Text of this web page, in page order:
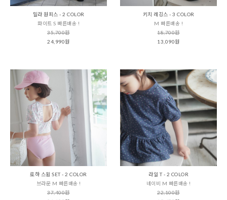
밀라 원피스 - 2 COLOR
화이트 S 빠른배송 !
35,700원
24,990원
키치 레깅스 - 3 COLOR
M 빠른배송 !
18,700원
13,090원
로하 스윔 SET - 2 COLOR
브라운 M 빠른배송 !
37,400원
라일 T - 2 COLOR
네이비 M 빠른배송 !
22,100원